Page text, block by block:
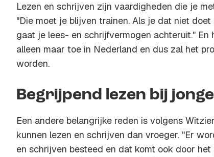
Lezen en schrijven zijn vaardigheden die je
"Die moet je blijven trainen. Als je dat niet
gaat je lees- en schrijfvermogen achteruit." En
alleen maar toe in Nederland en dus zal het
worden.
Begrijpend lezen bij
Een andere belangrijke reden is volgens
kunnen lezen en schrijven dan vroeger. "Er
en schrijven besteed en dat komt ook door